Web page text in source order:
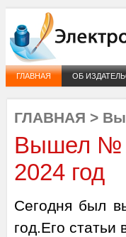
ГЛАВНАЯ ОБ
ГЛАВНАЯ >
Вышел №
2024 год
Сегодня был
год.Его статьи